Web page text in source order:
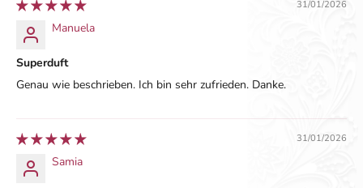
31/01/2026
Manuela
Superduft
Genau wie beschrieben. Ich bin sehr zufrieden. Danke.
31/01/2026
Samia